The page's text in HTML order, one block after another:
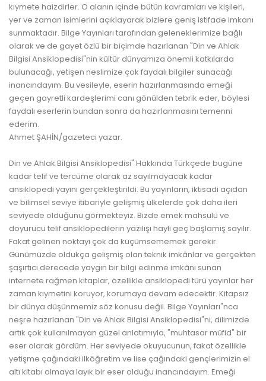
kıymete haizdirler. O alanın içinde bütün kavramları ve kişileri,
yer ve zaman isimlerini açıklayarak bizlere geniş istifade imkanı
sunmaktadır. Bilge Yayınları tarafından geleneklerimize bağlı
olarak ve de gayet özlü bir biçimde hazırlanan "Din ve Ahlak
Bilgisi Ansiklopedisi"nin kültür dünyamıza önemli katkılarda
bulunacağı, yetişen neslimize çok faydalı bilgiler sunacağı
inancındayım. Bu vesileyle, eserin hazırlanmasında emeği
geçen gayretli kardeşlerimi canı gönülden tebrik eder, böylesi
faydalı eserlerin bundan sonra da hazırlanmasını temenni
ederim.
Ahmet ŞAHİN/gazeteci yazar.
Din ve Ahlak Bilgisi Ansiklopedisi" Hakkında Türkçede bugüne
kadar telif ve tercüme olarak az sayılmayacak kadar
ansiklopedi yayını gerçekleştirildi. Bu yayınların, iktisadi açıdan
ve bilimsel seviye itibariyle gelişmiş ülkelerde çok daha ileri
seviyede olduğunu görmekteyiz. Bizde emek mahsulü ve
doyurucu telif ansiklopedilerin yazılışı hayli geç başlamış sayılır.
Fakat gelinen noktayı çok da küçümsememek gerekir.
Günümüzde oldukça gelişmiş olan teknik imkânlar ve gerçekten
şaşırtıcı derecede yaygın bir bilgi edinme imkânı sunan
internete rağmen kitaplar, özellikle ansiklopedi türü yayınlar her
zaman kıymetini koruyor, korumaya devam edecektir. Kitapsız
bir dünya düşünmemiz söz konusu değil. Bilge Yayınları"nca
neşre hazırlanan "Din ve Ahlak Bilgisi Ansiklopedisi"ni, dilimizde
artık çok kullanılmayan güzel anlatımıyla, "muhtasar müfid" bir
eser olarak gördüm. Her seviyede okuyucunun, fakat özellikle
yetişme çağındaki ilköğretim ve lise çağındaki gençlerimizin el
altı kitabı olmaya layık bir eser olduğu inancındayım. Emeği